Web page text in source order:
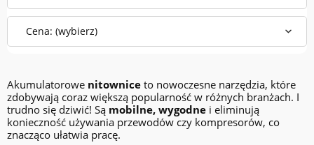
Cena: (wybierz)
Akumulatorowe nitownice to nowoczesne narzędzia, które
zdobywają coraz większą popularność w różnych branżach. I
trudno się dziwić! Są mobilne, wygodne i eliminują
konieczność używania przewodów czy kompresorów, co
znacząco ułatwia pracę.